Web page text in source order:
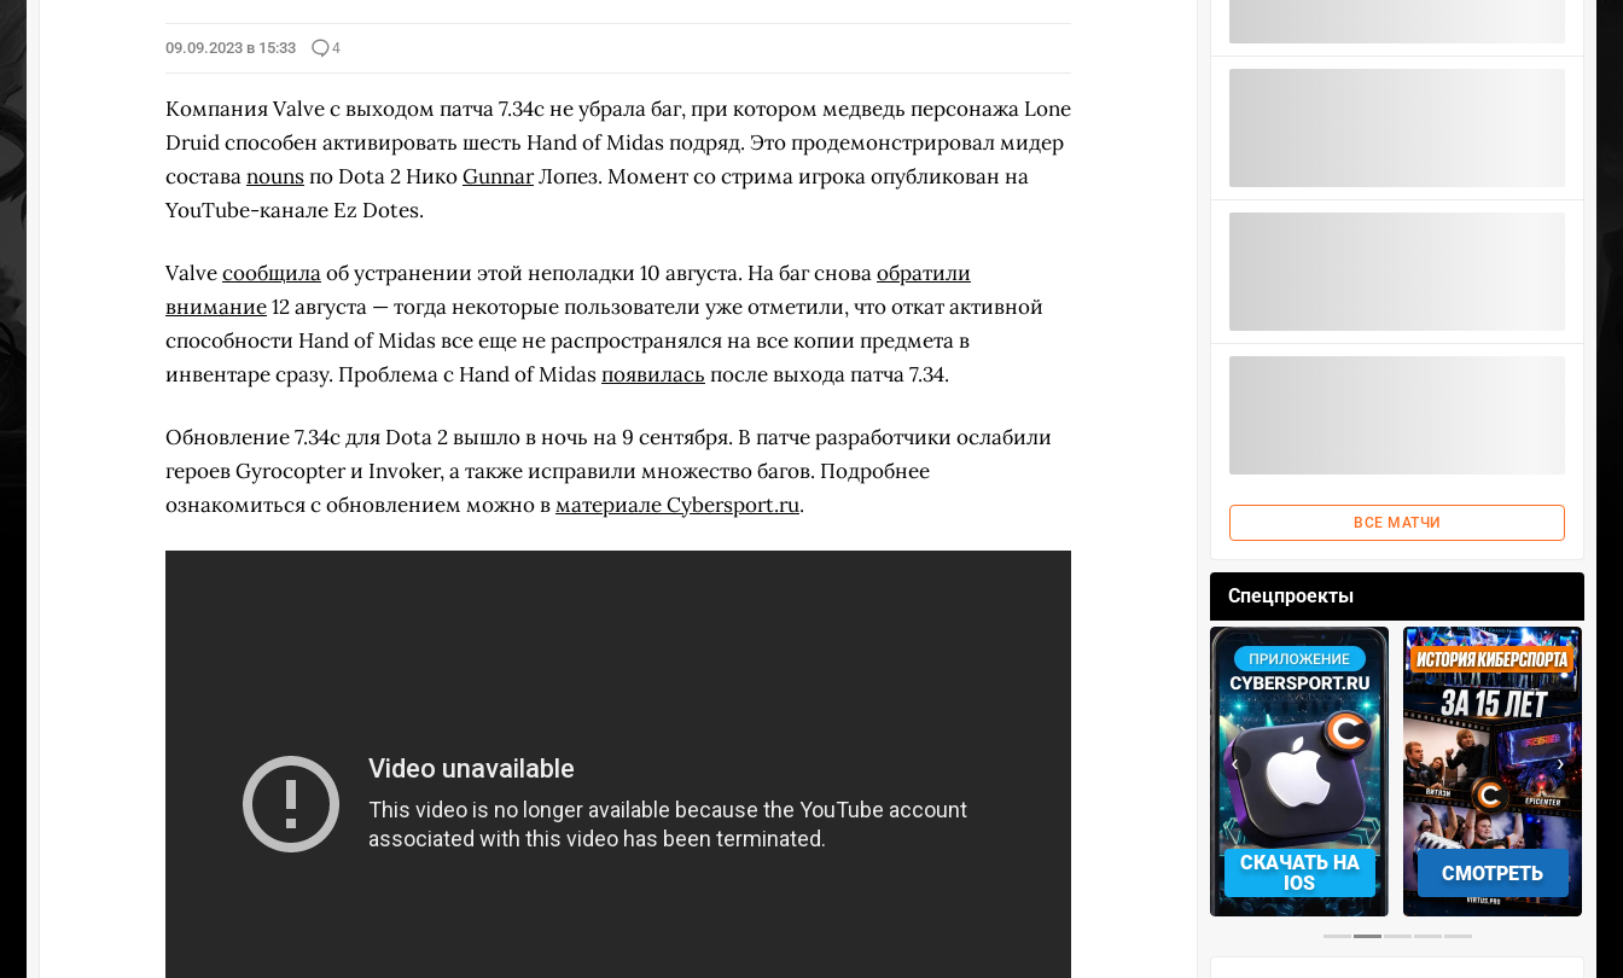
09.09.2023 в 15:33 4
Компания Valve с выходом патча 7.34c не убрала баг, при котором медведь персонажа Lone
Druid способен активировать шесть Hand of Midas подряд. Это продемонстрировал мидер
составаnounsпо Dota 2 НикоGunnarЛопез. Момент со стрима игрока опубликован на
YouTube-канале Ez Dotes.
Valveсообщилаоб устранении этой неполадки 10 августа. На баг сноваобратили
внимание12 августа — тогда некоторые пользователи уже отметили, что откат активной
способности Hand of Midas все еще не распространялся на все копии предмета в
инвентаре сразу. Проблема с Hand of Midasпоявилась после выхода патча 7.34.
Обновление 7.34c для Dota 2 вышло в ночь на 9 сентября. В патче разработчики ослабили
героев Gyrocopter и Invoker, а также исправили множество багов. Подробнее
ознакомиться с обновлением можно вматериале Cybersport.ru.
ВСЕ МАТЧИ
Спецпроекты
СМОТРЕТЬ УЧАСТВОВАТЬ
‹ ›